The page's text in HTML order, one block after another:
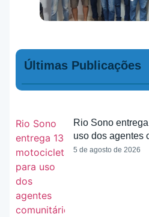
Últimas Publicações
Rio Sono
uso dos agentes
5 de agosto de 2026